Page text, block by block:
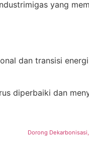
imigas yang
dan transisi
diperbaiki dan
Dorong